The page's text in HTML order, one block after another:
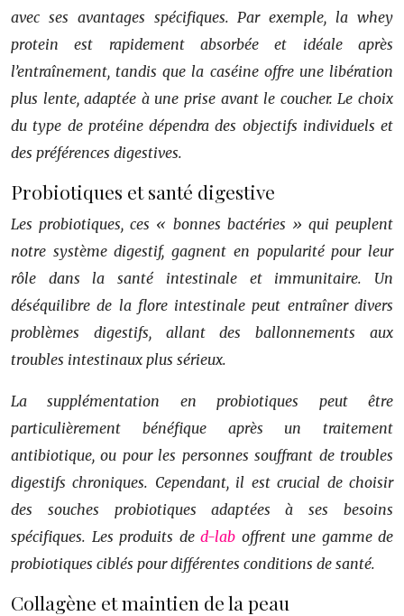
avec ses avantages spécifiques. Par exemple, la whey
proteinest rapidement absorbée et idéale après
l’entraînement, tandis que la caséine offre une libération
plus lente, adaptée à une prise avant le coucher. Le choix
du type de protéine dépendra des objectifs individuels et
des préférences digestives.
Probiotiques et santé digestive
Les probiotiques, ces « bonnes bactéries » qui peuplent
notre système digestif, gagnent en popularité pour leur
rôle dans la santé intestinale et immunitaire. Un
déséquilibre de la flore intestinale peut entraîner divers
problèmes digestifs, allant des ballonnements aux
troubles intestinaux plus sérieux.
La supplémentation en probiotiques peut être
particulièrement bénéfique après un traitement
antibiotique, ou pour les personnes souffrant de troubles
digestifs chroniques. Cependant, il est crucial de choisir
des souches probiotiques adaptées à ses besoins
spécifiques. Les produits de d-lab offrent une gamme de
probiotiques ciblés pour différentes conditions de santé.
Collagène et maintien de la peau